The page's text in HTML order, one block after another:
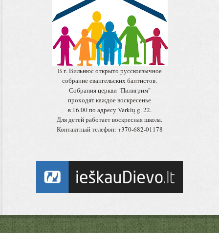
В г. Вильнюс открыто русскоязычное
собрание евангельских баптистов.
Собрания церкви "Пилигрим"
проходят каждое воскресенье
в 16.00 по адресу Verkių g. 22.
Для детей работает воскресная школа.
Контактный телефон: +370-682-01178